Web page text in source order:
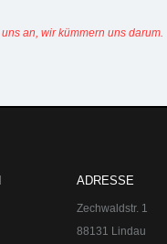
an, wir kümmern uns darum.
ADRESSE
Zechwaldstr. 1
88131 Lindau